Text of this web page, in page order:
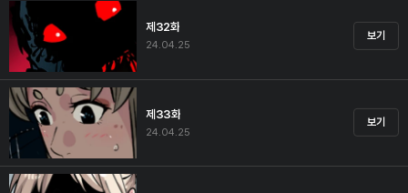
제32화
24.04.25
보기
제33화
24.04.25
보기